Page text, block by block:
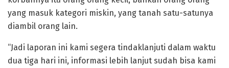
yang masuk kategori miskin, yang tanah satu-satunya
diambil orang lain.
“Jadi laporan ini kami segera tindaklanjuti dalam waktu
dua tiga hari ini, informasi lebih lanjut sudah bisa kami